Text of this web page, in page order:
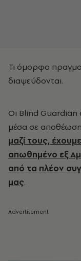
Τι όμορφο
διαψεύδονται.
Οι Blind Guardian
μέσα σε
μαζί τους,
απωθημένο εξ
από τα πλέον
μας.